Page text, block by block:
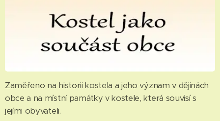
Zaměřeno na historii kostela a jeho význam v dějinách
obce a na místní památky v kostele, která souvisí s
jejími obyvateli.